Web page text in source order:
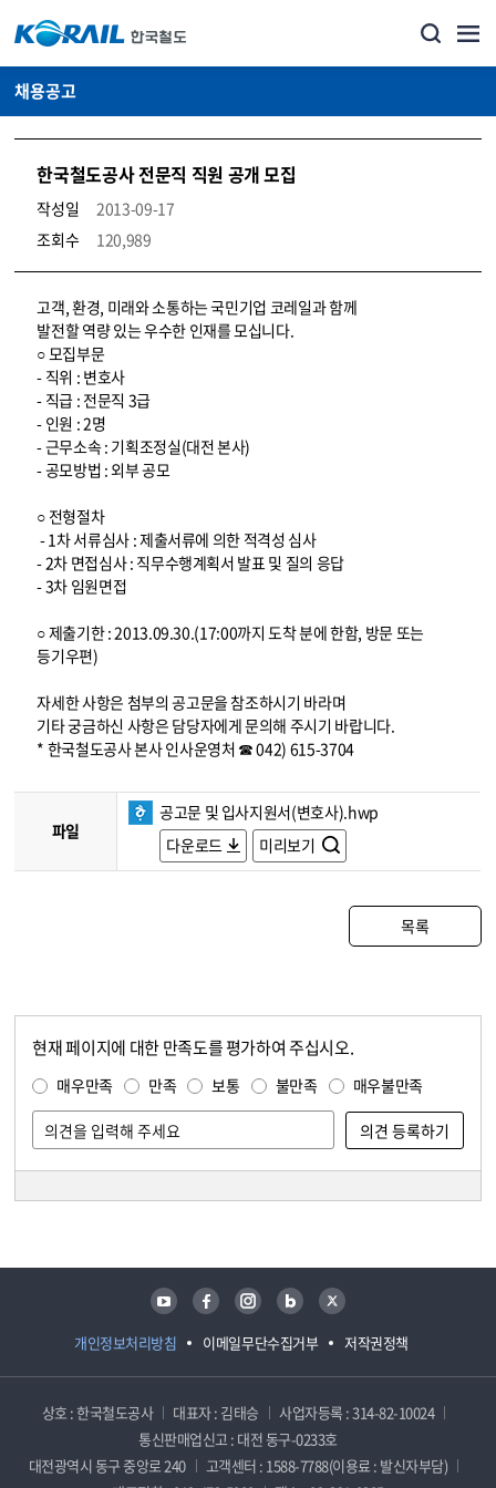
채용공고
한국철도공사 전문직 직원 공개 모집
작성일
2013-09-17
조회수
120,989
코레일소개_경영공시_채용공고 상세보기 – 내용, 파일, 담당자 연락처로 구성
고객, 환경, 미래와 소통하는 국민기업 코레일과 함께
발전할 역량 있는 우수한 인재를 모십니다.
○ 모집부문
- 직위 : 변호사
- 직급 : 전문직 3급
- 인원 : 2명
- 근무소속 : 기획조정실(대전 본사)
- 공모방법 : 외부 공모
○ 전형절차
- 1차 서류심사 : 제출서류에 의한 적격성 심사
- 2차 면접심사 : 직무수행계획서 발표 및 질의 응답
- 3차 임원면접
○ 제출기한 : 2013.09.30.(17:00까지 도착 분에 한함, 방문 또는
등기우편)
자세한 사항은 첨부의 공고문을 참조하시기 바라며
기타 궁금하신 사항은 담당자에게 문의해 주시기 바랍니다.
* 한국철도공사 본사 인사운영처 ☎ 042) 615-3704
파일
공고문 및 입사지원서(변호사).hwp
다운로드
미리보기
목록
현재 페이지에 대한 만족도를 평가하여 주십시오.
매우만족 만족 보통 불만족 매우불만족
개인정보처리방침 이메일무단수집거부 저작권정책
유튜브 페이스북 인스타그램 블로그 트위터
상호 : 한국철도공사 대표자 : 김태승
사업자등록 : 314-82-10024
통신판매업신고 : 대전 동구-0233호
대전광역시 동구 중앙로 240
고객센터 : 1588-7788(이용료 : 발신자부담)